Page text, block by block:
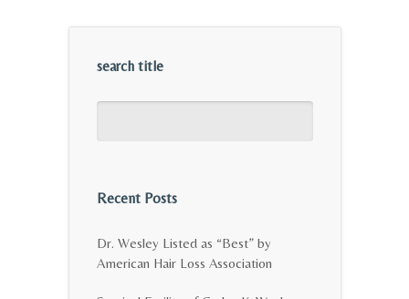
search title
Recent Posts
Dr. Wesley Listed as “Best” by
American Hair Loss Association